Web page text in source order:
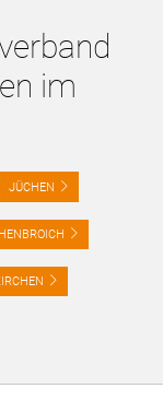
im
JÜCHEN